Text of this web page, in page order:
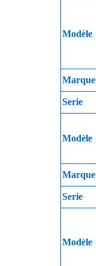
Modèle
Marque
Serie
Modèle
Marque
Serie
Modèle